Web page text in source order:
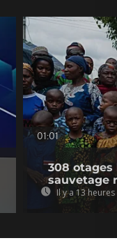
01:01
308 otages
sauvetage
Il y a 13 heures